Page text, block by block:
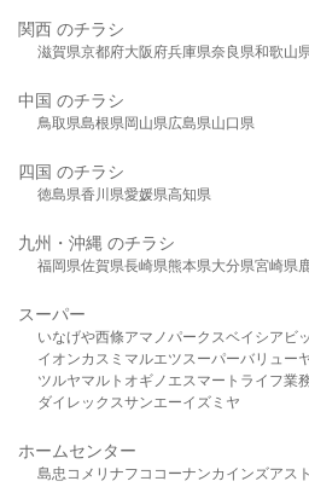
関西 のチラシ
滋賀県京都府大阪府兵庫県奈良県和歌山
中国 のチラシ
鳥取県島根県岡山県広島県山口県
四国 のチラシ
徳島県香川県愛媛県高知県
九州・沖縄 のチラシ
福岡県佐賀県長崎県熊本県大分県宮崎県
スーパー
いなげや西條アマノパークスベイシア ビ
イオンカスミ マルエツスーパーバリュー
ツルヤマルト オギノ エスマート ライフ業
ダイレックスサンエーイズミヤ
ホームセンター
島忠 コメリ ナフコ コーナンカインズアス